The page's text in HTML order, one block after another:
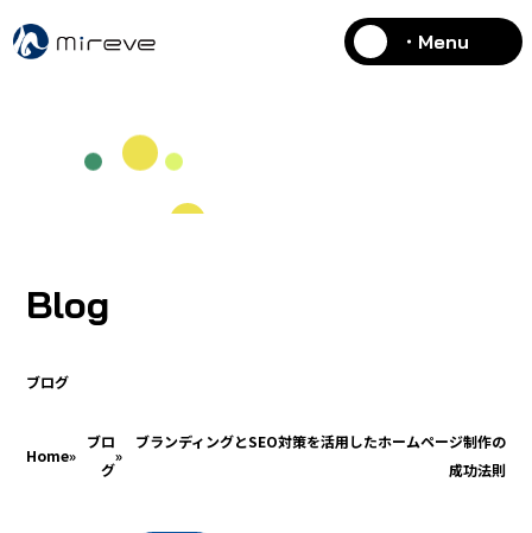
・Menu
Blog
ブログ
Home»
ブロ
グ
»
ブランディングとSEO対策を活用したホームページ制作の
成功法則